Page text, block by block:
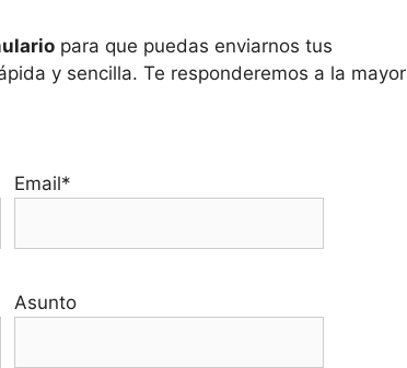
para que puedas enviarnos tus
y sencilla. Te responderemos a la mayor
Email*
Asunto